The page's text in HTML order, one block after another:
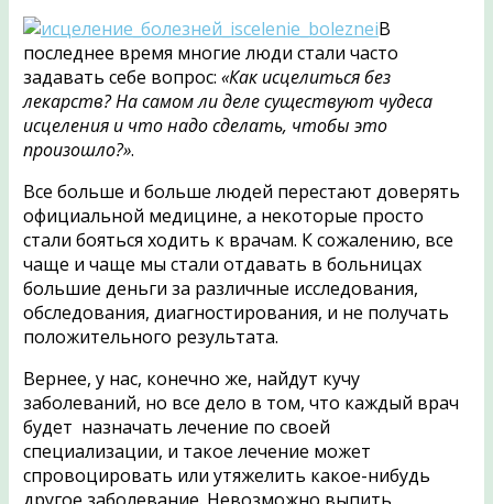
В
последнее время многие люди стали часто
задавать себе вопрос: «Как исцелиться без
лекарств? На самом ли деле существуют чудеса
исцеления и что надо сделать, чтобы это
произошло?».
Все больше и больше людей перестают доверять
официальной медицине, а некоторые просто
стали бояться ходить к врачам. К сожалению, все
чаще и чаще мы стали отдавать в больницах
большие деньги за различные исследования,
обследования, диагностирования, и не получать
положительного результата.
Вернее, у нас, конечно же, найдут кучу
заболеваний, но все дело в том, что каждый врач
будет назначать лечение по своей
специализации, и такое лечение может
спровоцировать или утяжелить какое-нибудь